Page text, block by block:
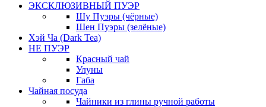
ЭКСКЛЮЗИВНЫЙ ПУЭР
Шу Пуэры (чёрные)
Шен Пуэры (зелёные)
Хэй Ча (Dark Tea)
НЕ ПУЭР
Красный чай
Улуны
Габа
Чайная посуда
Чайники из глины ручной работы